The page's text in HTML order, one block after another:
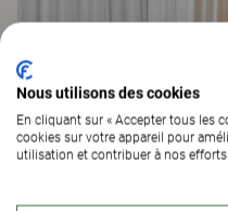
Nous utilisons des cookies
En cliquant sur « Accepter tous les
cookies sur votre appareil pour
utilisation et contribuer à nos